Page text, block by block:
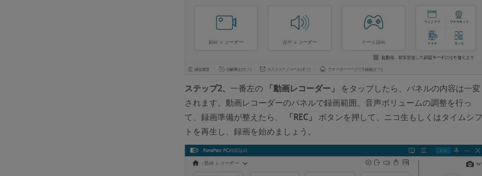
ステップ2、 一番左の 「動画レコーダー」
をタッブしたら、パネルの内容は一変
されます。動画レコーダーのパネルで録画範囲、音声ボリュームの調整を行っ
て、録画準備が整えたら、
「REC」
ボタンを押して、ニコ生もしくはタイムシフ
トを再生し、録画を始めましょう。